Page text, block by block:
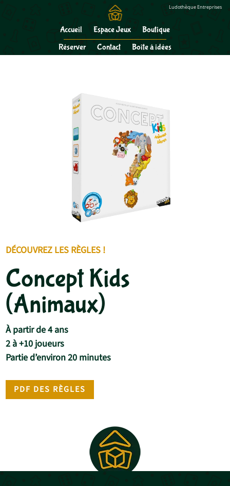
Ludothèque Entreprises
Accueil Espace Jeux
Boutique
Réserver
Contact Boîte à idées
DÉCOUVREZ LES RÈGLES !
Concept Kids
(Animaux)
À partir de 4 ans
2 à +10 joueurs
Partie d’environ 20 minutes
PDF DES RÈGLES